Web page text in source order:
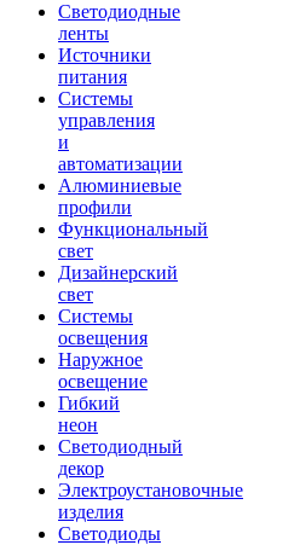
Светодиодные
ленты
Источники
питания
Системы
управления
и
автоматизации
Алюминиевые
профили
Функциональный
свет
Дизайнерский
свет
Системы
освещения
Наружное
освещение
Гибкий
неон
Светодиодный
декор
Электроустановочные
изделия
Светодиоды